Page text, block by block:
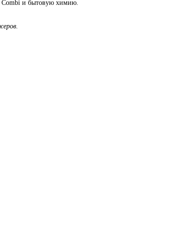
Combi и бытовую химию.